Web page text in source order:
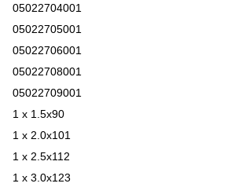
05022704001
05022705001
05022706001
05022708001
05022709001
1 x 1.5x90
1 x 2.0x101
1 x 2.5x112
1 x 3.0x123